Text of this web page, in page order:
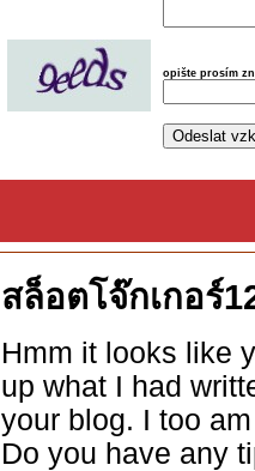
opište prosím
สล็อตโจ๊กเกอร์
Hmm it looks like
up what I had
your blog. I too
Do you have any